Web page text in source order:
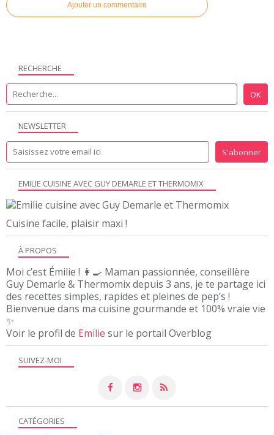
Ajouter un commentaire
NEWSLETTER
SUIVEZ-MOI
RECHERCHE
EMILIE CUISINE AVEC GUY DEMARLE ET THERMOMIX
Cuisine facile, plaisir maxi !
À PROPOS
Moi c’est Émilie ! 👩‍🍳 Maman passionnée, conseillère
Guy Demarle & Thermomix depuis 3 ans, je te partage ici
des recettes simples, rapides et pleines de pep’s !
Bienvenue dans ma cuisine gourmande et 100% vraie vie
✨
Voir le profil de Emilie sur le portail Overblog
CATÉGORIES